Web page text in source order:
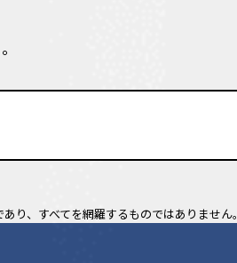
り、すべてを網羅するものではありません。